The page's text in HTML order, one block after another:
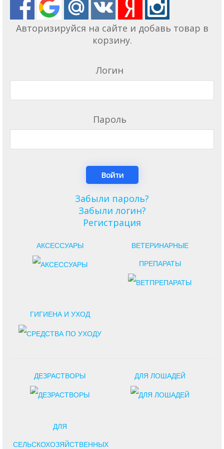
Авторизируйся на сайте и добавь товар в
корзину.
Логин
Пароль
Забыли пароль?
Забыли логин?
Регистрация
АКСЕССУАРЫ ВЕТЕРИНАРНЫЕ
ПРЕПАРАТЫ
ГИГИЕНА И УХОД
ДЕЗРАСТВОРЫ ДЛЯ ЛОШАДЕЙ
ДЛЯ
СЕЛЬСКОХОЗЯЙСТВЕННЫХ